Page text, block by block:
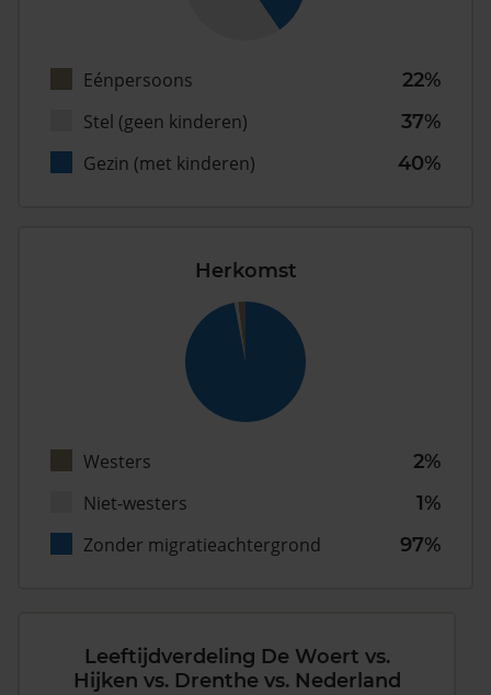
Eénpersoons
22%
Stel (geen kinderen)
37%
Gezin (met kinderen)
40%
Herkomst
Westers
2%
Niet-westers
1%
Zonder migratieachtergrond
97%
Leeftijdverdeling De Woert vs.
Hijken vs. Drenthe vs. Nederland